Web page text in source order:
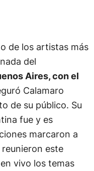
de los artistas más
del
Aires, con el
Calamaro
de su público. Su
fue y es
marcaron a
este
vivo los temas